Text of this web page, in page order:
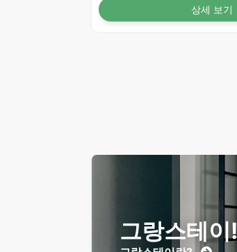
상세 보기
그랑스테이!